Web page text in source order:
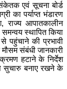
एवं सूचना बोर्ड
का पर्याप्त भंडारण
राज्य आपातकालीन
स्थापित किया
पहुंचाने की प्रभावी
संबंधी जानकारी
हटाने के निर्देश
सुचारु बनाए रखने के